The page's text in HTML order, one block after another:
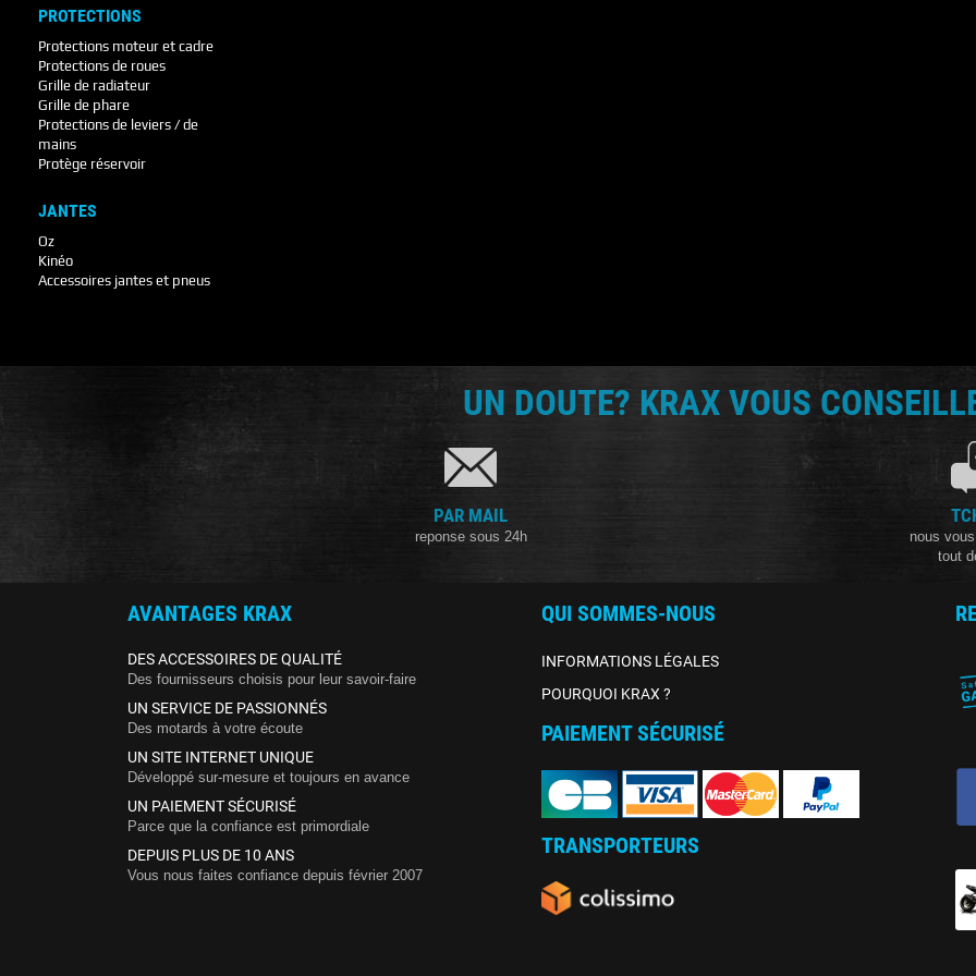
PROTECTIONS
Protections moteur et cadre
Protections de roues
Grille de radiateur
Grille de phare
Protections de leviers / de
mains
Protège réservoir
JANTES
Oz
Kinéo
Accessoires jantes et pneus
UN DOUTE? KRAX VOUS
PAR MAIL
reponse sous 24h
nous
tout
AVANTAGES KRAX
DES ACCESSOIRES DE QUALITÉ
Des fournisseurs choisis pour leur savoir-faire
UN SERVICE DE PASSIONNÉS
Des motards à votre écoute
UN SITE INTERNET UNIQUE
Développé sur-mesure et toujours en avance
UN PAIEMENT SÉCURISÉ
Parce que la confiance est primordiale
DEPUIS PLUS DE 10 ANS
Vous nous faites confiance depuis février 2007
QUI SOMMES-NOUS
INFORMATIONS LÉGALES
POURQUOI KRAX ?
PAIEMENT SÉCURISÉ
TRANSPORTEURS